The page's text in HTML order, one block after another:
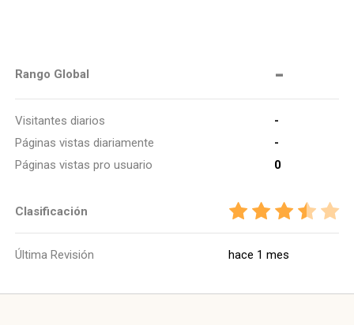
Rango Global -
Visitantes diarios
-
Páginas vistas diariamente
-
Páginas vistas pro usuario
0
Clasificación
Última Revisión hace 1 mes